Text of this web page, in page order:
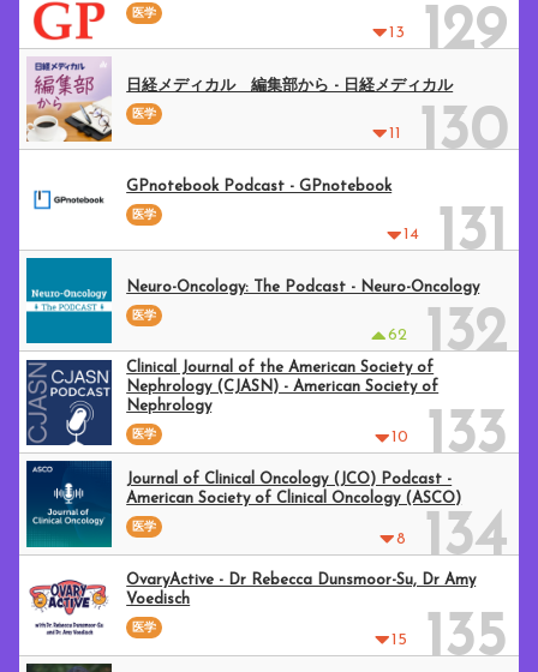
13 129
医学
11 130
日経メディカル 編集部から - 日経メディカル
医学
14 131
GPnotebook Podcast - GPnotebook
医学
62 132
Neuro-Oncology: The Podcast - Neuro-Oncology
医学
10 133
Clinical Journal of the American Society of
Nephrology (CJASN) - American Society of
Nephrology
医学
8 134
Journal of Clinical Oncology (JCO) Podcast -
American Society of Clinical Oncology (ASCO)
医学
15 135
OvaryActive - Dr Rebecca Dunsmoor-Su, Dr Amy
Voedisch
医学